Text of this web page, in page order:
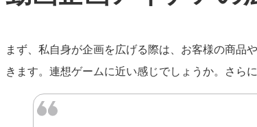
まず、私自身が企画を広げる際は、お客様の商品
きます。連想ゲームに近い感じでしょうか。さら